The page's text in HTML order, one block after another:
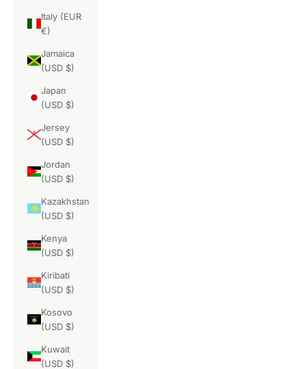
Italy (EUR
€)
Jamaica
(USD $)
Japan
(USD $)
Jersey
(USD $)
Jordan
(USD $)
Kazakhstan
(USD $)
Kenya
(USD $)
Kiribati
(USD $)
Kosovo
(USD $)
Kuwait
(USD $)